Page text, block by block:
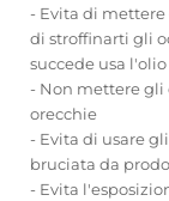
- Evita di
di stroffinarti gli
succede usa
- Non mettere
orecchie
- Evita di usare
bruciata da
- Evita